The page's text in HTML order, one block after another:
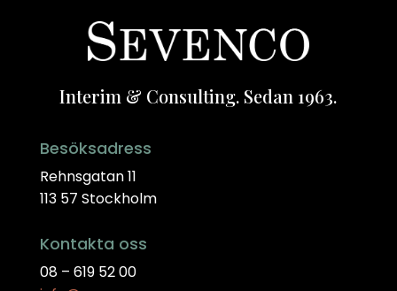
Interim & Consulting. Sedan 1963.
Besöksadress
Rehnsgatan 11
113 57 Stockholm
Kontakta oss
08 – 619 52 00